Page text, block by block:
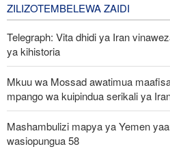
ZILIZOTEMBELEWA ZAIDI
Telegraph: Vita dhidi ya Iran
ya kihistoria
Mkuu wa Mossad awatimua
mpango wa kuipindua serikali ya
Mashambulizi mapya ya Yemen
wasiopungua 58